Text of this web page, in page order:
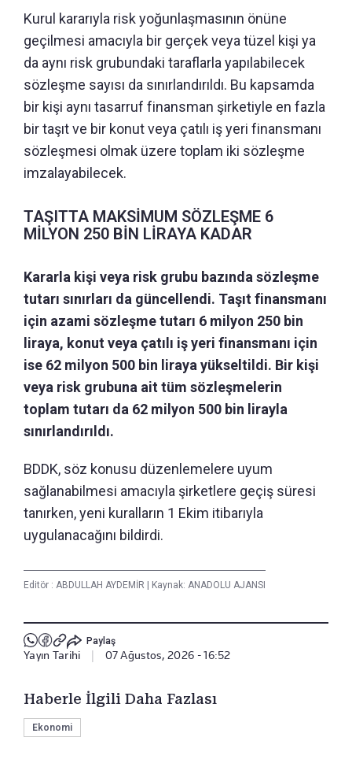
Kurul kararıyla risk yoğunlaşmasının önüne
geçilmesi amacıyla bir gerçek veya tüzel kişi ya
da aynı risk grubundaki taraflarla yapılabilecek
sözleşme sayısı da sınırlandırıldı. Bu kapsamda
bir kişi aynı tasarruf finansman şirketiyle en fazla
bir taşıt ve bir konut veya çatılı iş yeri finansmanı
sözleşmesi olmak üzere toplam iki sözleşme
imzalayabilecek.
TAŞITTA MAKSİMUM SÖZLEŞME 6
MİLYON 250 BİN LİRAYA KADAR
Kararla kişi veya risk grubu bazında sözleşme
tutarı sınırları da güncellendi. Taşıt finansmanı
için azami sözleşme tutarı 6 milyon 250 bin
liraya, konut veya çatılı iş yeri finansmanı için
ise 62 milyon 500 bin liraya yükseltildi. Bir kişi
veya risk grubuna ait tüm sözleşmelerin
toplam tutarı da 62 milyon 500 bin lirayla
sınırlandırıldı.
BDDK, söz konusu düzenlemelere uyum
sağlanabilmesi amacıyla şirketlere geçiş süresi
tanırken, yeni kuralların 1 Ekim itibarıyla
uygulanacağını bildirdi.
Editör : ABDULLAH AYDEMİR | Kaynak: ANADOLU AJANSI
Paylaş
Yayın Tarihi 07 Ağustos, 2026 - 16:52
Haberle İlgili Daha Fazlası
Ekonomi